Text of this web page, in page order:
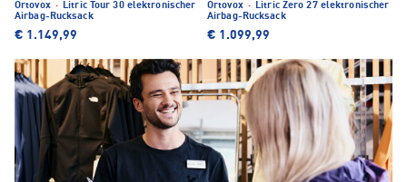
Ortovox ·
Litric Tour 30 elektronischer
Airbag-Rucksack
€ 1.149,99
Ortovox ·
Litric Zero 27 elektronischer
Airbag-Rucksack
€ 1.099,99